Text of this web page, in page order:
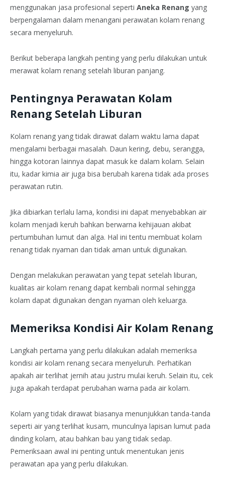
menggunakan jasa profesional seperti Aneka Renang yang
berpengalaman dalam menangani perawatan kolam renang
secara menyeluruh.
Berikut beberapa langkah penting yang perlu dilakukan untuk
merawat kolam renang setelah liburan panjang.
Pentingnya Perawatan Kolam
Renang Setelah Liburan
Kolam renang yang tidak dirawat dalam waktu lama dapat
mengalami berbagai masalah. Daun kering, debu, serangga,
hingga kotoran lainnya dapat masuk ke dalam kolam. Selain
itu, kadar kimia air juga bisa berubah karena tidak ada proses
perawatan rutin.
Jika dibiarkan terlalu lama, kondisi ini dapat menyebabkan air
kolam menjadi keruh bahkan berwarna kehijauan akibat
pertumbuhan lumut dan alga. Hal ini tentu membuat kolam
renang tidak nyaman dan tidak aman untuk digunakan.
Dengan melakukan perawatan yang tepat setelah liburan,
kualitas air kolam renang dapat kembali normal sehingga
kolam dapat digunakan dengan nyaman oleh keluarga.
Memeriksa Kondisi Air Kolam Renang
Langkah pertama yang perlu dilakukan adalah memeriksa
kondisi air kolam renang secara menyeluruh. Perhatikan
apakah air terlihat jernih atau justru mulai keruh. Selain itu, cek
juga apakah terdapat perubahan warna pada air kolam.
Kolam yang tidak dirawat biasanya menunjukkan tanda-tanda
seperti air yang terlihat kusam, munculnya lapisan lumut pada
dinding kolam, atau bahkan bau yang tidak sedap.
Pemeriksaan awal ini penting untuk menentukan jenis
perawatan apa yang perlu dilakukan.